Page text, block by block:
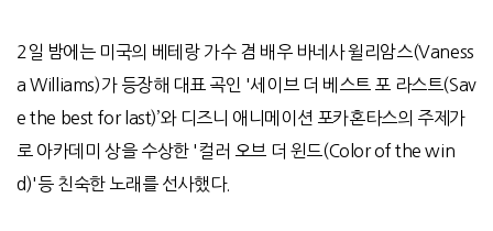
2일 밤에는 미국의 베테랑 가수 겸 배우 바네사 윌리암스(Vaness
a Williams)가 등장해 대표 곡인 '세이브 더 베스트 포 라스트(Sav
e the best for last)’와 디즈니 애니메이션 포카혼타스의 주제가
로 아카데미 상을 수상한 '컬러 오브 더 윈드(Color of the win
d)'등 친숙한 노래를 선사했다.